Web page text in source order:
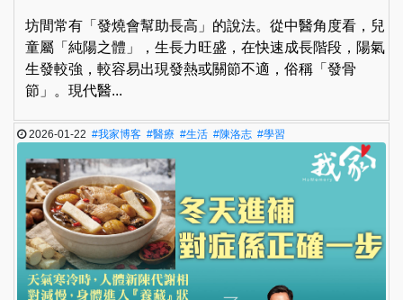
坊間常有「發燒會幫助長高」的說法。從中醫角度看，兒
童屬「純陽之體」，生長力旺盛，在快速成長階段，陽氣
生發較強，較容易出現發熱或關節不適，俗稱「發骨
節」。現代醫...
2026-01-22#我家博客 #醫療 #生活 #陳洛志 #學習